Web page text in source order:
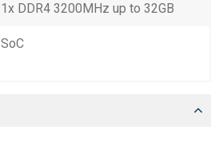
1x DDR4 3200MHz up to 32GB
SoC